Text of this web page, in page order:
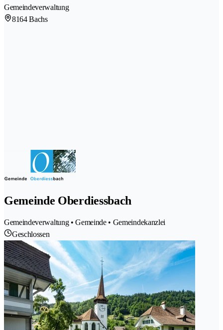
Gemeindeverwaltung
8164 Bachs
Gemeinde Oberdiessbach
Gemeindeverwaltung • Gemeinde • Gemeindekanzlei
Geschlossen